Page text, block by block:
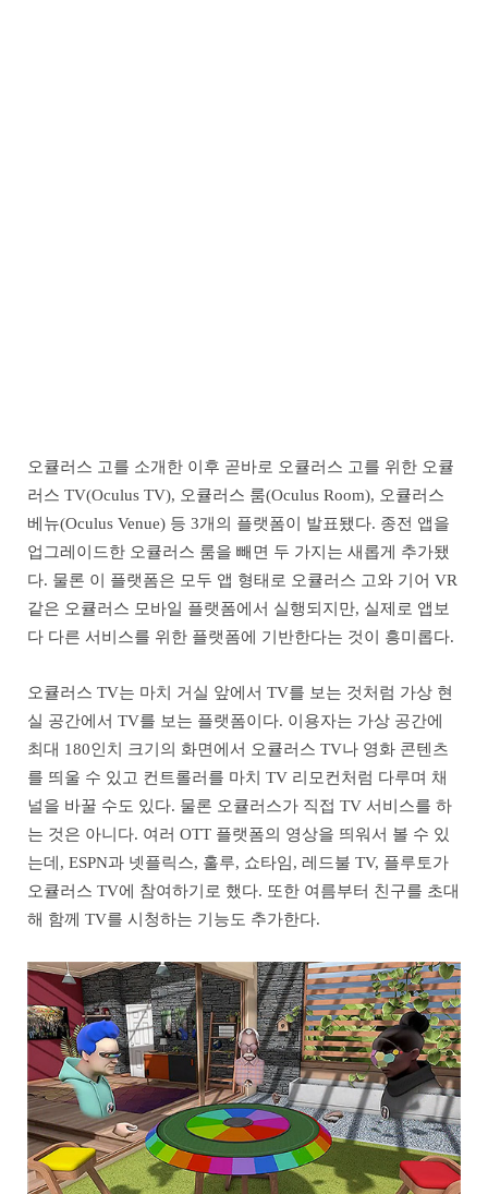
오큘러스 고를 소개한 이후 곧바로 오큘러스 고를 위한 오큘
러스 TV(Oculus TV), 오큘러스 룸(Oculus Room), 오큘러스
베뉴(Oculus Venue) 등 3개의 플랫폼이 발표됐다. 종전 앱을
업그레이드한 오큘러스 룸을 빼면 두 가지는 새롭게 추가됐
다. 물론 이 플랫폼은 모두 앱 형태로 오큘러스 고와 기어 VR
같은 오큘러스 모바일 플랫폼에서 실행되지만, 실제로 앱보
다 다른 서비스를 위한 플랫폼에 기반한다는 것이 흥미롭다.
오큘러스 TV는 마치 거실 앞에서 TV를 보는 것처럼 가상 현
실 공간에서 TV를 보는 플랫폼이다. 이용자는 가상 공간에
최대 180인치 크기의 화면에서 오큘러스 TV나 영화 콘텐츠
를 띄울 수 있고 컨트롤러를 마치 TV 리모컨처럼 다루며 채
널을 바꿀 수도 있다. 물론 오큘러스가 직접 TV 서비스를 하
는 것은 아니다. 여러 OTT 플랫폼의 영상을 띄워서 볼 수 있
는데, ESPN과 넷플릭스, 훌루, 쇼타임, 레드불 TV, 플루토가
오큘러스 TV에 참여하기로 했다. 또한 여름부터 친구를 초대
해 함께 TV를 시청하는 기능도 추가한다.